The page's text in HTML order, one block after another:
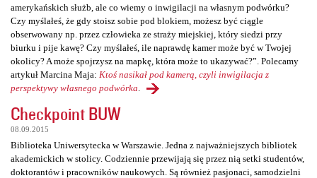
amerykańskich służb, ale co wiemy o inwigilacji na własnym podwórku?
Czy myślałeś, że gdy stoisz sobie pod blokiem, możesz być ciągle
obserwowany np. przez człowieka ze straży miejskiej, który siedzi przy
biurku i pije kawę? Czy myślałeś, ile naprawdę kamer może być w Twojej
okolicy? A może spojrzysz na mapkę, która może to ukazywać?”. Polecamy
artykuł Marcina Maja: Ktoś nasikał pod kamerą, czyli inwigilacja z
perspektywy własnego podwórka
Checkpoint BUW
08.09.2015
Biblioteka Uniwersytecka w Warszawie. Jedna z najważniejszych bibliotek
akademickich w stolicy. Codziennie przewijają się przez nią setki studentów,
doktorantów i pracowników naukowych. Są również pasjonaci, samodzielni